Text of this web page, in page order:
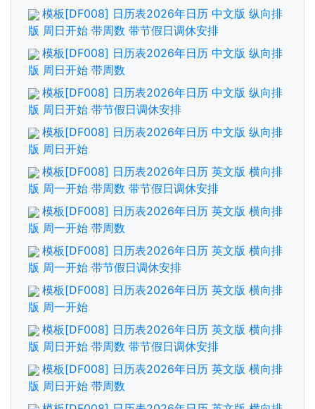
模板[DF008] 日历表2026年日历 中文版 纵向排
版 周日开始 带周数 带节假日调休安排
模板[DF008] 日历表2026年日历 中文版 纵向排
版 周日开始 带周数
模板[DF008] 日历表2026年日历 中文版 纵向排
版 周日开始 带节假日调休安排
模板[DF008] 日历表2026年日历 中文版 纵向排
版 周日开始
模板[DF008] 日历表2026年日历 英文版 横向排
版 周一开始 带周数 带节假日调休安排
模板[DF008] 日历表2026年日历 英文版 横向排
版 周一开始 带周数
模板[DF008] 日历表2026年日历 英文版 横向排
版 周一开始 带节假日调休安排
模板[DF008] 日历表2026年日历 英文版 横向排
版 周一开始
模板[DF008] 日历表2026年日历 英文版 横向排
版 周日开始 带周数 带节假日调休安排
模板[DF008] 日历表2026年日历 英文版 横向排
版 周日开始 带周数